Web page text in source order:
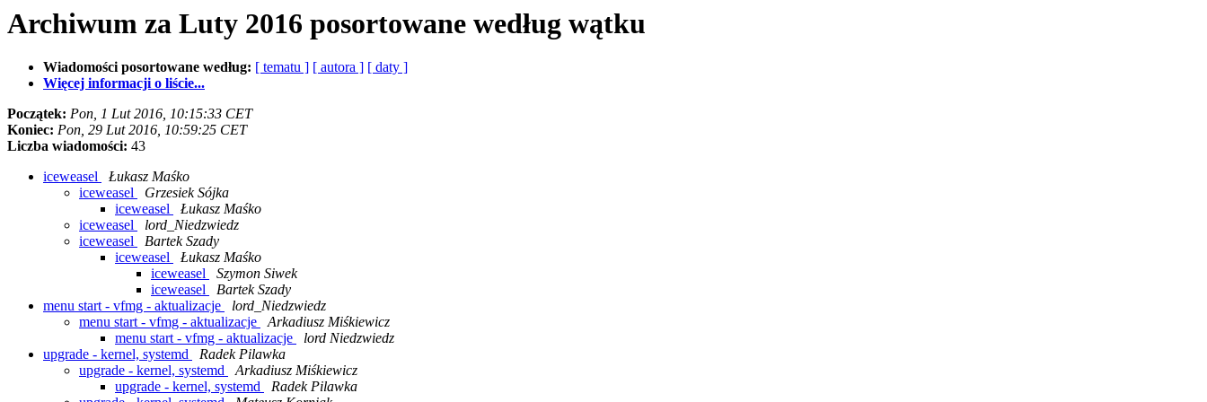
Archiwum za Luty 2016 posortowane według wątku
Wiadomości posortowane według: [ tematu ] [ autora ] [ daty ]
Więcej informacji o liście...
Początek: Pon, 1 Lut 2016, 10:15:33 CET
Koniec: Pon, 29 Lut 2016, 10:59:25 CET
Liczba wiadomości: 43
iceweasel
Łukasz Maśko
iceweasel
Grzesiek Sójka
iceweasel
Łukasz Maśko
iceweasel
lord_Niedzwiedz
iceweasel
Bartek Szady
iceweasel
Łukasz Maśko
iceweasel
Szymon Siwek
iceweasel
Bartek Szady
menu start - vfmg - aktualizacje
lord_Niedzwiedz
menu start - vfmg - aktualizacje
Arkadiusz Miśkiewicz
menu start - vfmg - aktualizacje
lord Niedzwiedz
upgrade - kernel, systemd
Radek Pilawka
upgrade - kernel, systemd
Arkadiusz Miśkiewicz
upgrade - kernel, systemd
Radek Pilawka